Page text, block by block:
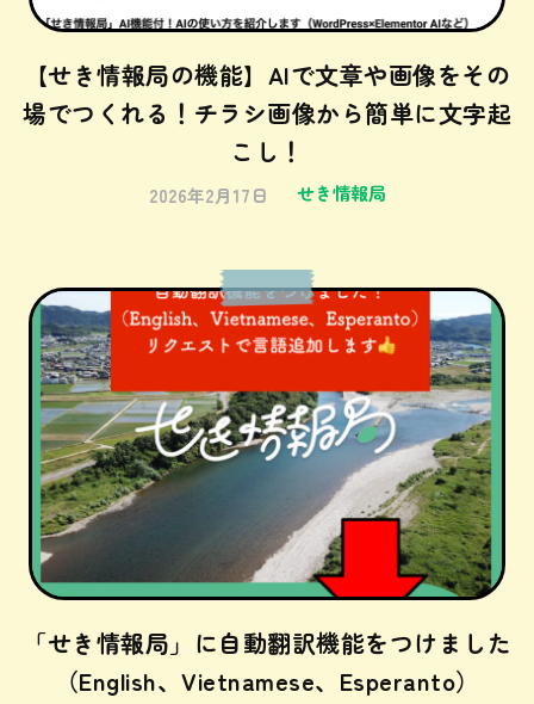
【せき情報局の機能】AIで文章や画像をその
場でつくれる！チラシ画像から簡単に文字起
こし！
2026年2月17日 せき情報局
「せき情報局」に自動翻訳機能をつけました
（English、Vietnamese、Esperanto）